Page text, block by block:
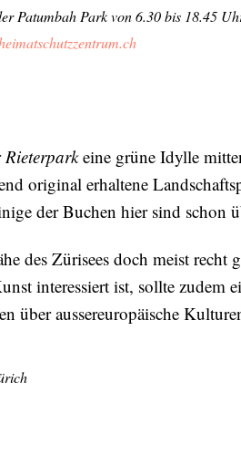
Patumbah Park von 6.30 bis 18.45
Rieterparkeine grüne Idylle
original erhaltene
der Buchen hier sind schon
des Zürisees doch meist
interessiert ist, sollte zudem
über aussereuropäische